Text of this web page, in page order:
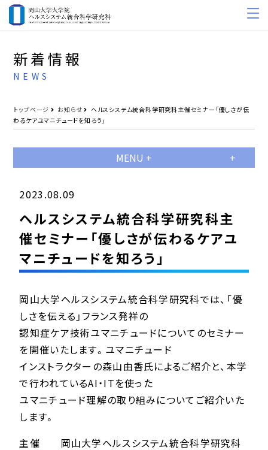
新着情報
NEWS
トップページ お知らせ
ヘルスシステム統合科学研究科主催セミナー「優しさが伝
わるケアユマニチュードを知ろう」
MENU +
2023.08.09
ヘルスシステム統合科学研究科主
催セミナー「優しさが伝わるケアユ
マニチュードを知ろう」
岡山大学ヘルスシステム統合科学研究科では、「優
しさを伝える」フランス発祥の
認知症ケア技術ユマニチュードについてのセミナー
を開催いたします。ユマニチュード
インストラクターの森山由香氏によるご紹介と、本学
で行われているAI・ITを使った
ユマニチュード理解の取り組みについてご紹介いた
します。
主催 岡山大学ヘルスシステム統合科学研究科